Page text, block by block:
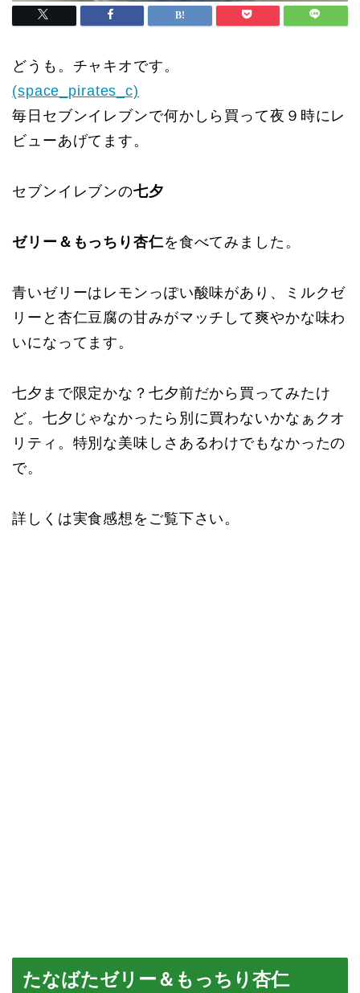
どうも。チャキオです。
(space_pirates_c)
毎日セブンイレブンで何かしら買って夜９時にレ
ビューあげてます。
セブンイレブンの七夕
ゼリー＆もっちり杏仁を食べてみました。
青いゼリーはレモンっぽい酸味があり、ミルクゼ
リーと杏仁豆腐の甘みがマッチして爽やかな味わ
いになってます。
七夕まで限定かな？七夕前だから買ってみたけ
ど。七夕じゃなかったら別に買わないかなぁクオ
リティ。特別な美味しさあるわけでもなかったの
で。
詳しくは実食感想をご覧下さい。
たなばたゼリー＆もっちり杏仁